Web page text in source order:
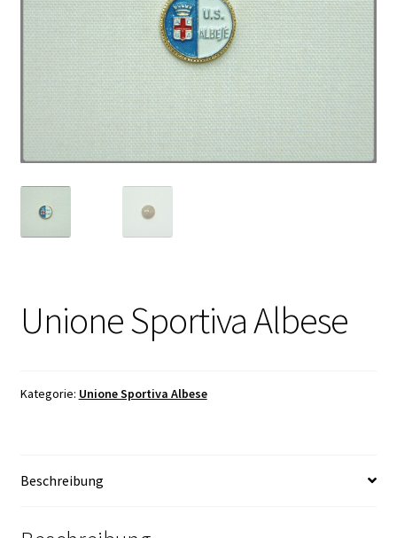
Unione Sportiva Albese
Kategorie: Unione Sportiva Albese
Beschreibung